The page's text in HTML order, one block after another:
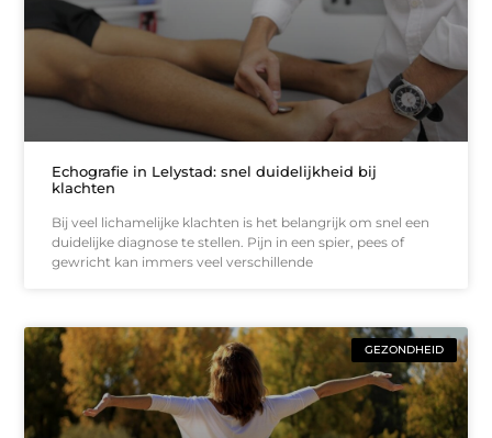
Echografie in Lelystad: snel duidelijkheid bij
klachten
Bij veel lichamelijke klachten is het belangrijk om snel een
duidelijke diagnose te stellen. Pijn in een spier, pees of
gewricht kan immers veel verschillende
GEZONDHEID